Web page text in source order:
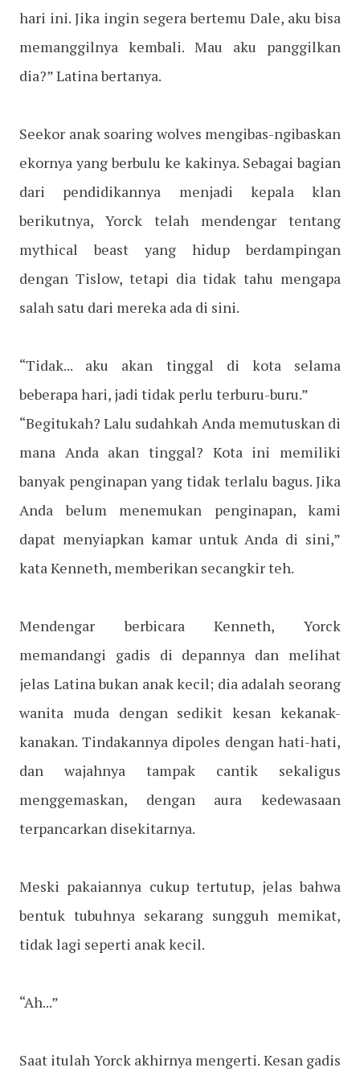
hari ini. Jika ingin segera bertemu Dale, aku bisa
memanggilnya kembali. Mau aku panggilkan
dia?” Latina bertanya.
Seekor anak soaring wolves mengibas-ngibaskan
ekornya yang berbulu ke kakinya. Sebagai bagian
dari pendidikannya menjadi kepala klan
berikutnya, Yorck telah mendengar tentang
mythical beast yang hidup berdampingan
dengan Tislow, tetapi dia tidak tahu mengapa
salah satu dari mereka ada di sini.
“Tidak... aku akan tinggal di kota selama
beberapa hari, jadi tidak perlu terburu-buru.”
“Begitukah? Lalu sudahkah Anda memutuskan di
mana Anda akan tinggal? Kota ini memiliki
banyak penginapan yang tidak terlalu bagus. Jika
Anda belum menemukan penginapan, kami
dapat menyiapkan kamar untuk Anda di sini,”
kata Kenneth, memberikan secangkir teh.
Mendengar berbicara Kenneth, Yorck
memandangi gadis di depannya dan melihat
jelas Latina bukan anak kecil; dia adalah seorang
wanita muda dengan sedikit kesan kekanak-
kanakan. Tindakannya dipoles dengan hati-hati,
dan wajahnya tampak cantik sekaligus
menggemaskan, dengan aura kedewasaan
terpancarkan disekitarnya.
Meski pakaiannya cukup tertutup, jelas bahwa
bentuk tubuhnya sekarang sungguh memikat,
tidak lagi seperti anak kecil.
“Ah...”
Saat itulah Yorck akhirnya mengerti. Kesan gadis